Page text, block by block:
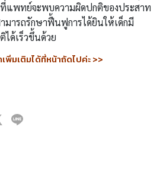
แพทย์จะพบความผิดปกติของประสาท
มารถรักษาฟื้นฟูการได้ยินให้เด็กมี
ด้เร็วขึ้นด้วย
พิ่มเติมได้ที่หน้าถัดไปค่ะ >>